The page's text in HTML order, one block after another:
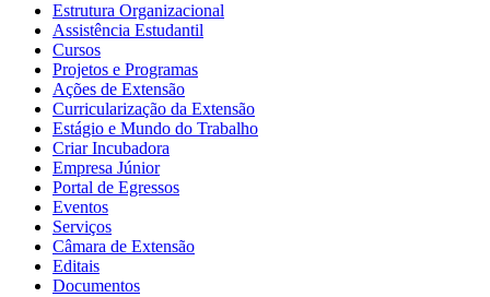
Estrutura Organizacional
Assistência Estudantil
Cursos
Projetos e Programas
Ações de Extensão
Curricularização da Extensão
Estágio e Mundo do Trabalho
Criar Incubadora
Empresa Júnior
Portal de Egressos
Eventos
Serviços
Câmara de Extensão
Editais
Documentos